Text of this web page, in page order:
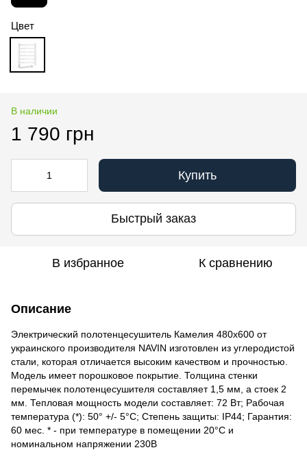
Цвет
В наличии
1 790 грн
Купить
Быстрый заказ
В избранное К сравнению
Описание
Электрический полотенцесушитель Камелия 480х600 от
украинского производителя NAVIN изготовлен из углеродистой
стали, которая отличается высоким качеством и прочностью.
Модель имеет порошковое покрытие. Толщина стенки
перемычек полотенцесушителя составляет 1,5 мм, а стоек 2
мм. Тепловая мощность модели составляет: 72 Вт; Рабочая
температура (*): 50° +/- 5°C; Степень защиты: IP44; Гарантия:
60 мес. * - при температуре в помещении 20°С и
номинальном напряжении 230В